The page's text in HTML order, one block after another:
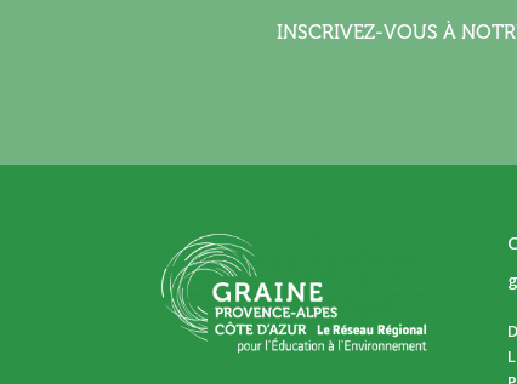
INSCRIVEZ-VOUS À